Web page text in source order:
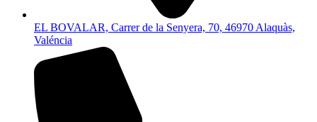
EL BOVALAR, Carrer de la Senyera, 70, 46970 Alaquàs,
Valéncia